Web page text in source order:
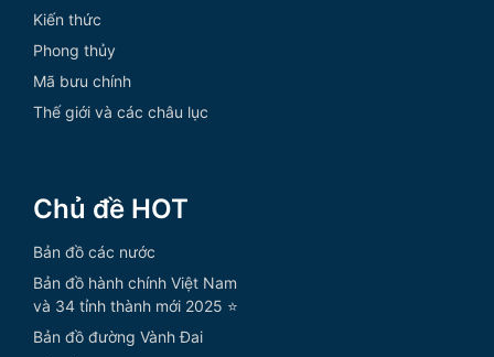
Kiến thức
Phong thủy
Mã bưu chính
Thế giới và các châu lục
Chủ đề HOT
Bản đồ các nước
Bản đồ hành chính Việt Nam
và 34 tỉnh thành mới 2025 ⭐
Bản đồ đường Vành Đai